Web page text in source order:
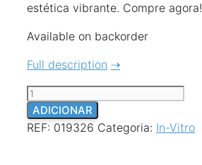
estética vibrante. Compre agora!
Available on backorder
Full description
Quantidade
de
Limnophila
ADICIONAR
REF: 019326 Categoria: In-Vitro